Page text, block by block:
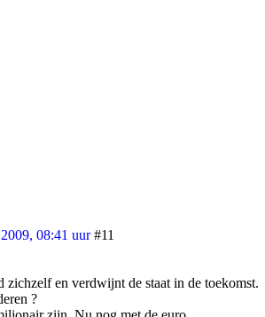
08:41 uur #11
zichzelf en verdwijnt de staat in de toekomst.
?